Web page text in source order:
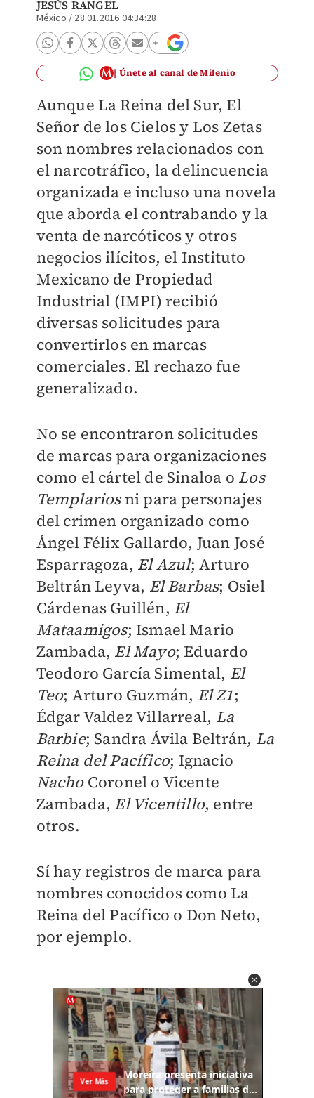
JESÚS RANGEL
México / 28.01.2016 04:34:28
Únete al canal de Milenio
Aunque La Reina del Sur, El
Señor de los Cielos y Los Zetas
son nombres relacionados con
el narcotráfico, la delincuencia
organizada e incluso una novela
que aborda el contrabando y la
venta de narcóticos y otros
negocios ilícitos, el Instituto
Mexicano de Propiedad
Industrial (IMPI) recibió
diversas solicitudes para
convertirlos en marcas
comerciales. El rechazo fue
generalizado.
No se encontraron solicitudes
de marcas para organizaciones
como el cártel de Sinaloa o Los
Templariosni para personajes
del crimen organizado como
Ángel Félix Gallardo, Juan José
Esparragoza, El Azul; Arturo
Beltrán Leyva, El Barbas; Osiel
Cárdenas Guillén, El
Mataamigos; Ismael Mario
Zambada, El Mayo; Eduardo
Teodoro García Simental, El
Teo; Arturo Guzmán, El Z1;
Édgar Valdez Villarreal, La
Barbie; Sandra Ávila Beltrán, La
Reina del Pacífico; Ignacio
NachoCoronel o Vicente
Zambada, El Vicentillo, entre
otros.
Sí hay registros de marca para
nombres conocidos como La
Reina del Pacífico o Don Neto,
por ejemplo.